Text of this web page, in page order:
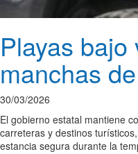
Playas
manchas
30/03/2026
El gobierno estatal mantiene
carreteras y destinos
estancia segura durante la